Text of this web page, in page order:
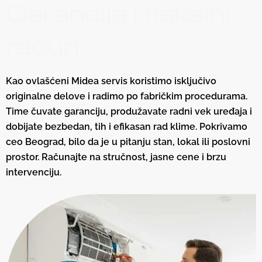
Kao ovlašćeni Midea servis koristimo isključivo
originalne delove i radimo po fabričkim procedurama.
Time čuvate garanciju, produžavate radni vek uređaja i
dobijate bezbedan, tih i efikasan rad klime. Pokrivamo
ceo Beograd, bilo da je u pitanju stan, lokal ili poslovni
prostor. Računajte na stručnost, jasne cene i brzu
intervenciju.